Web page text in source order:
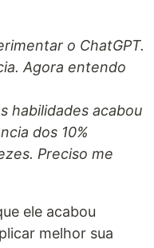
o ChatGPT.
Agora entendo
habilidades acabou
dos 10%
Preciso me
ele acabou
melhor sua